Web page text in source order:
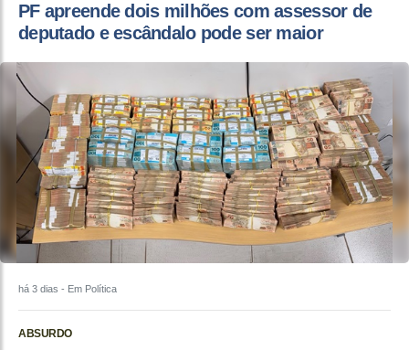
PF apreende dois milhões com assessor de
deputado e escândalo pode ser maior
há 3 dias - Em Política
ABSURDO